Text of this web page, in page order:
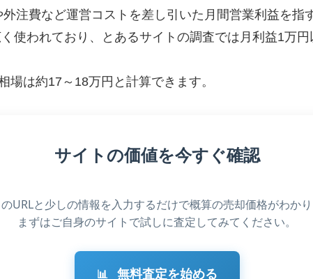
注費など運営コストを差し引いた月間営業利益を指
使われており、とあるサイトの調査では月利益1万
は約17～18万円と計算できます。
サイトの価値を今すぐ確認
URLと少しの情報を入力するだけで概算の売却価格がわか
まずはご自身のサイトで試しに査定してみてください。
📊 無料査定を始める